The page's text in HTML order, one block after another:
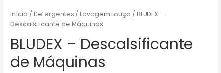
Início /Detergentes /Lavagem Louça / BLUDEX –
Descalsificante de Máquinas
BLUDEX – Descalsificante
de Máquinas